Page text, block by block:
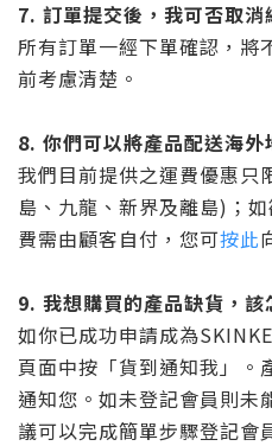
7. 訂單提交後，我可否取消
所有訂單一經下單確認，將
前考慮清楚。
8. 你們可以將產品配送海外
我們目前提供之運費優惠只
島、九龍、新界及離島)；
費需由顧客自付，您可按此
9. 我想購買的產品缺貨，該
如你已成功申請成為
頁面中按「貨到通知我」。
通知您。如未登記會員則未
議可以完成簡單步驟登記會